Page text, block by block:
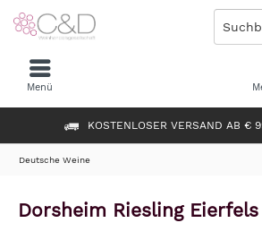
KOSTENLOSER VERSAND AB €
Menü
Deutsche Weine
Dorsheim Riesling